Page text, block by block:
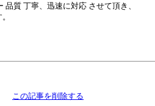
質 丁寧、迅速に対応 させて頂き、
この記事を削除する